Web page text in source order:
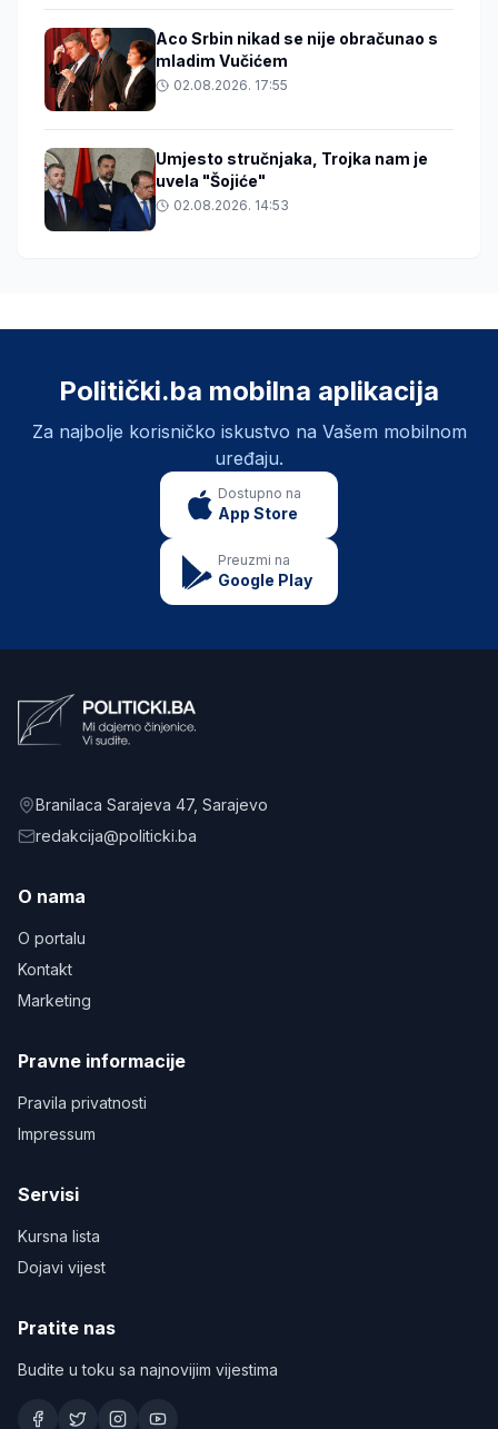
Aco Srbin nikad se nije obračunao s
mladim Vučićem
02.08.2026. 17:55
Umjesto stručnjaka, Trojka nam je
uvela "Šojiće"
02.08.2026. 14:53
Politički.ba mobilna aplikacija
Za najbolje korisničko iskustvo na Vašem mobilnom
uređaju.
Dostupno na
App Store
Preuzmi na
Google Play
Branilaca Sarajeva 47, Sarajevo
redakcija@politicki.ba
O nama
O portalu
Kontakt
Marketing
Pravne informacije
Pravila privatnosti
Impressum
Servisi
Kursna lista
Dojavi vijest
Pratite nas
Budite u toku sa najnovijim vijestima